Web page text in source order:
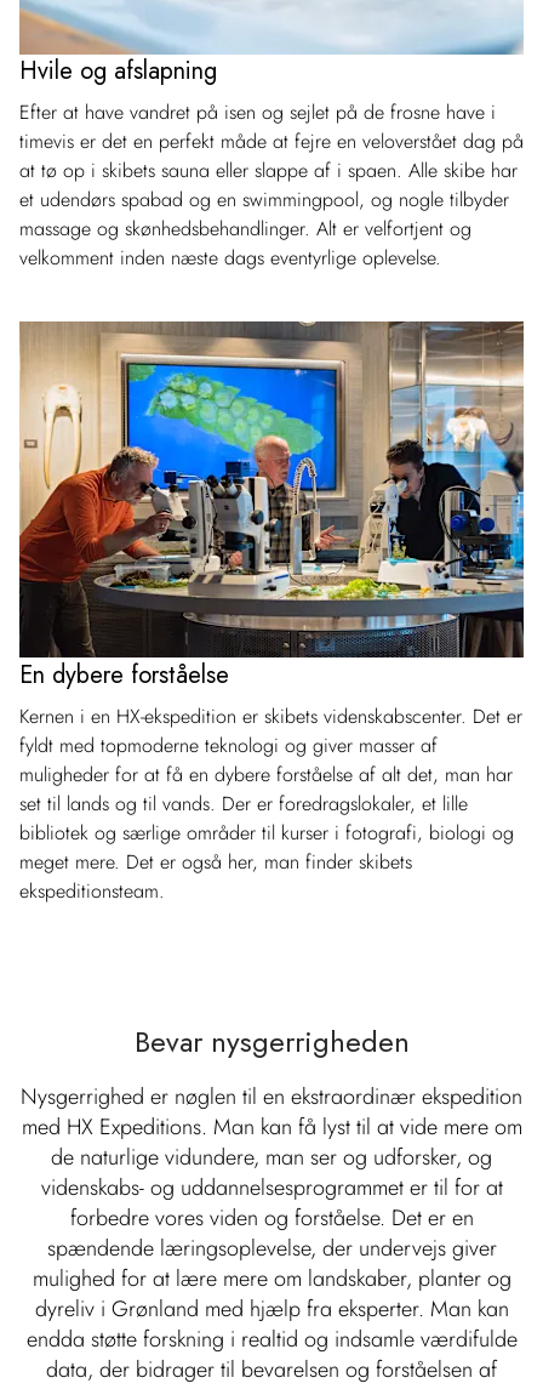
Hvile og afslapning
Efter at have vandret på isen og sejlet på de frosne have i
timevis er det en perfekt måde at fejre en veloverstået dag på
at tø op i skibets sauna eller slappe af i spaen. Alle skibe har
et udendørs spabad og en swimmingpool, og nogle tilbyder
massage og skønhedsbehandlinger. Alt er velfortjent og
velkomment inden næste dags eventyrlige oplevelse.
En dybere forståelse
Kernen i en HX-ekspedition er skibets videnskabscenter. Det er
fyldt med topmoderne teknologi og giver masser af
muligheder for at få en dybere forståelse af alt det, man har
set til lands og til vands. Der er foredragslokaler, et lille
bibliotek og særlige områder til kurser i fotografi, biologi og
meget mere. Det er også her, man finder skibets
ekspeditionsteam.
Bevar nysgerrigheden
Nysgerrighed er nøglen til en ekstraordinær ekspedition
med HX Expeditions. Man kan få lyst til at vide mere om
de naturlige vidundere, man ser og udforsker, og
videnskabs- og uddannelsesprogrammet er til for at
forbedre vores viden og forståelse. Det er en
spændende læringsoplevelse, der undervejs giver
mulighed for at lære mere om landskaber, planter og
dyreliv i Grønland med hjælp fra eksperter. Man kan
endda støtte forskning i realtid og indsamle værdifulde
data, der bidrager til bevarelsen og forståelsen af